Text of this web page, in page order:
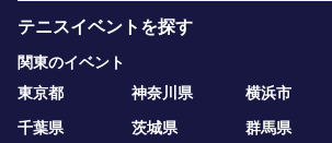
テニスイベントを探す
関東のイベント
東京都
神奈川県 横浜市
千葉県
茨城県 群馬県